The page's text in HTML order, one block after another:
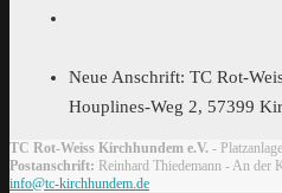
Neue Anschrift: TC Rot-
Houplines-Weg 2, 57399
TC Rot-Weiss Kirchhundem e.V. -
Postanschrift: Reinhard Thiedemann - An der
info@tc-kirchhundem.de